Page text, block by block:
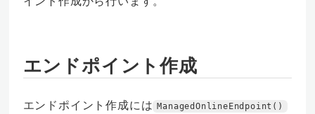
エンドポイント作成
エンドポイント作成には ManagedOnlineEndpoint()